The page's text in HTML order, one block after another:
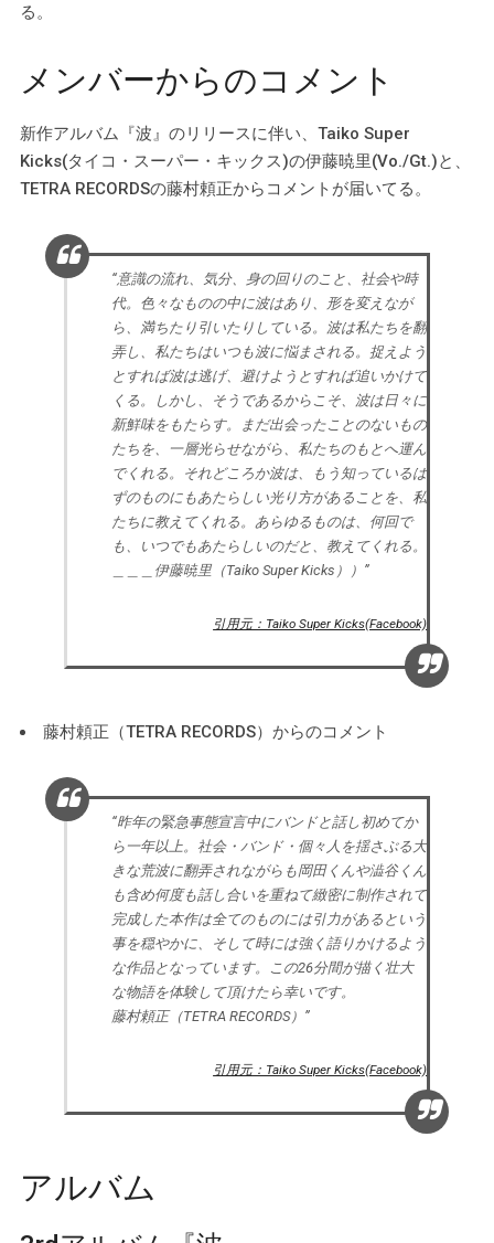
る。
メンバーからのコメント
新作アルバム『波』のリリースに伴い、Taiko Super
Kicks(タイコ・スーパー・キックス)の伊藤暁里(Vo./Gt.)と、
TETRA RECORDSの藤村頼正からコメントが届いてる。
“意識の流れ、気分、身の回りのこと、社会や時
代。色々なものの中に波はあり、形を変えなが
ら、満ちたり引いたりしている。波は私たちを翻
弄し、私たちはいつも波に悩まされる。捉えよう
とすれば波は逃げ、避けようとすれば追いかけて
くる。しかし、そうであるからこそ、波は日々に
新鮮味をもたらす。まだ出会ったことのないもの
たちを、一層光らせながら、私たちのもとへ運ん
でくれる。それどころか波は、もう知っているは
ずのものにもあたらしい光り方があることを、私
たちに教えてくれる。あらゆるものは、何回で
も、いつでもあたらしいのだと、教えてくれる。
＿＿＿伊藤暁里（Taiko Super Kicks））”
引用元：Taiko Super Kicks(Facebook)
藤村頼正（TETRA RECORDS）からのコメント
“昨年の緊急事態宣言中にバンドと話し初めてか
ら一年以上。社会・バンド・個々人を揺さぶる大
きな荒波に翻弄されながらも岡田くんや澁谷くん
も含め何度も話し合いを重ねて緻密に制作されて
完成した本作は全てのものには引力があるという
事を穏やかに、そして時には強く語りかけるよう
な作品となっています。この26分間が描く壮大
な物語を体験して頂けたら幸いです。
藤村頼正（TETRA RECORDS）”
引用元：Taiko Super Kicks(Facebook)
アルバム